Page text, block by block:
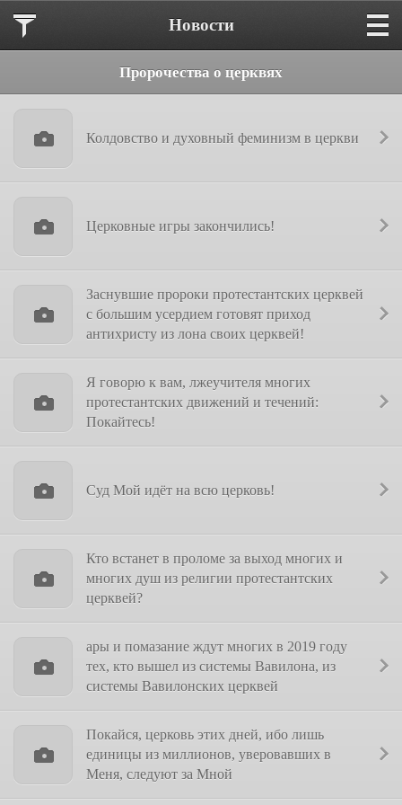
Новости
Пророчества о церквях
Колдовство и духовный феминизм в церкви
Церковные игры закончились!
Заснувшие пророки протестантских церквей
с большим усердием готовят приход
антихристу из лона своих церквей!
Я говорю к вам, лжеучителя многих
протестантских движений и течений:
Покайтесь!
Суд Мой идёт на всю церковь!
Кто встанет в проломе за выход многих и
многих душ из религии протестантских
церквей?
ары и помазание ждут многих в 2019 году
тех, кто вышел из системы Вавилона, из
системы Вавилонских церквей
Покайся, церковь этих дней, ибо лишь
единицы из миллионов, уверовавших в
Меня, следуют за Мной